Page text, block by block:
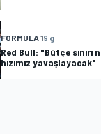
FORMULA 19 g
Red Bull: "Bütçe
hızımız yavaşlayacak"